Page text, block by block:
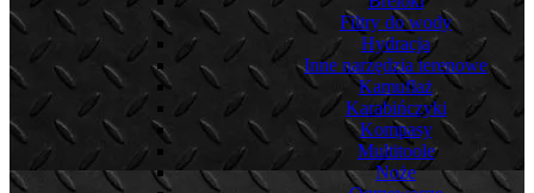
Filtry do wody
Hydracja
Inne narzędzia terenowe
Kamuflaż
Karabińczyki
Kompasy
Multitoole
Noże